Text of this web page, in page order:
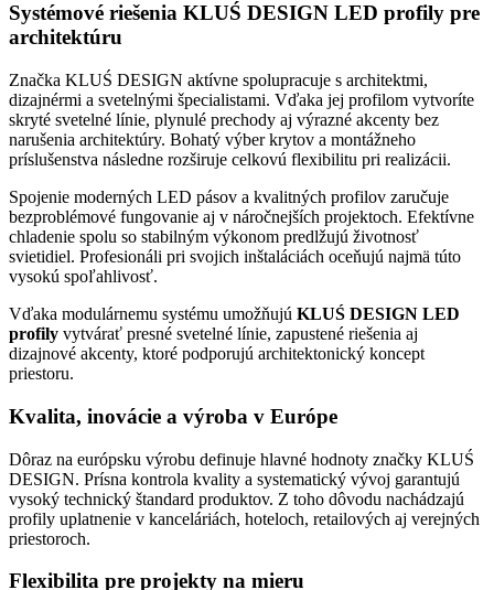
Systémové riešenia KLUŚ DESIGN LED profily pre
architektúru
Značka KLUŚ DESIGN aktívne spolupracuje s architektmi,
dizajnérmi a svetelnými špecialistami. Vďaka jej profilom vytvoríte
skryté svetelné línie, plynulé prechody aj výrazné akcenty bez
narušenia architektúry. Bohatý výber krytov a montážneho
príslušenstva následne rozširuje celkovú flexibilitu pri realizácii.
Spojenie moderných LED pásov a kvalitných profilov zaručuje
bezproblémové fungovanie aj v náročnejších projektoch. Efektívne
chladenie spolu so stabilným výkonom predlžujú životnosť
svietidiel. Profesionáli pri svojich inštaláciách oceňujú najmä túto
vysokú spoľahlivosť.
Vďaka modulárnemu systému umožňujú KLUŚ DESIGN LED
profily vytvárať presné svetelné línie, zapustené riešenia aj
dizajnové akcenty, ktoré podporujú architektonický koncept
priestoru.
Kvalita, inovácie a výroba v Európe
Dôraz na európsku výrobu definuje hlavné hodnoty značky KLUŚ
DESIGN. Prísna kontrola kvality a systematický vývoj garantujú
vysoký technický štandard produktov. Z toho dôvodu nachádzajú
profily uplatnenie v kanceláriách, hoteloch, retailových aj verejných
priestoroch.
Flexibilita pre projekty na mieru